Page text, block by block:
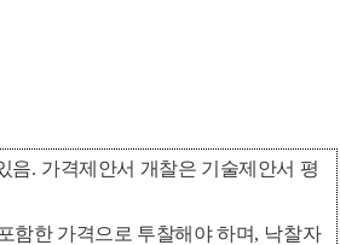
음. 가격제안서 개찰은 기술제안서 평
함한 가격으로 투찰해야 하며, 낙찰자